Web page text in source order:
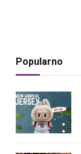
Popularno